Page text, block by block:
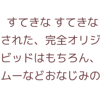
すてきな すてき
れた、完全オリ
ッドはもちろん
ーなどおなじみ